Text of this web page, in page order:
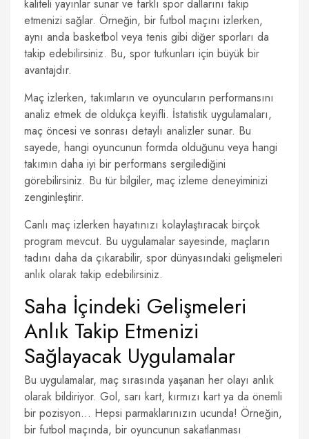
kaliteli yayınlar sunar ve farklı spor dallarını takip
etmenizi sağlar. Örneğin, bir futbol maçını izlerken,
aynı anda basketbol veya tenis gibi diğer sporları da
takip edebilirsiniz. Bu, spor tutkunları için büyük bir
avantajdır.
Maç izlerken, takımların ve oyuncuların performansını
analiz etmek de oldukça keyifli. İstatistik uygulamaları,
maç öncesi ve sonrası detaylı analizler sunar. Bu
sayede, hangi oyuncunun formda olduğunu veya hangi
takımın daha iyi bir performans sergilediğini
görebilirsiniz. Bu tür bilgiler, maç izleme deneyiminizi
zenginleştirir.
Canlı maç izlerken hayatınızı kolaylaştıracak birçok
program mevcut. Bu uygulamalar sayesinde, maçların
tadını daha da çıkarabilir, spor dünyasındaki gelişmeleri
anlık olarak takip edebilirsiniz.
Saha İçindeki Gelişmeleri
Anlık Takip Etmenizi
Sağlayacak Uygulamalar
Bu uygulamalar, maç sırasında yaşanan her olayı anlık
olarak bildiriyor. Gol, sarı kart, kırmızı kart ya da önemli
bir pozisyon… Hepsi parmaklarınızın ucunda! Örneğin,
bir futbol maçında, bir oyuncunun sakatlanması